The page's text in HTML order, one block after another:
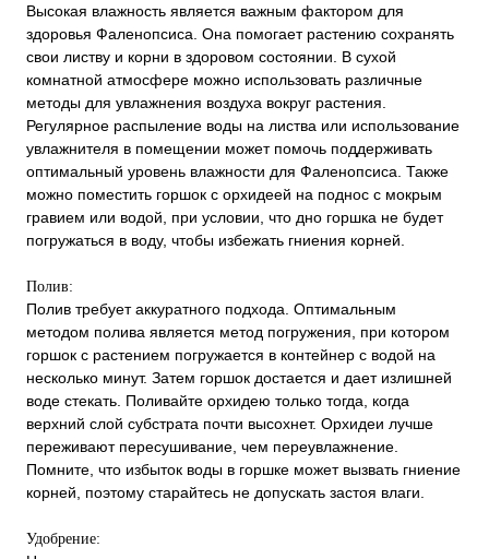
Высокая влажность является важным фактором для
здоровья Фаленопсиса. Она помогает растению сохранять
свои листву и корни в здоровом состоянии. В сухой
комнатной атмосфере можно использовать различные
методы для увлажнения воздуха вокруг растения.
Регулярное распыление воды на листва или использование
увлажнителя в помещении может помочь поддерживать
оптимальный уровень влажности для Фаленопсиса. Также
можно поместить горшок с орхидеей на поднос с мокрым
гравием или водой, при условии, что дно горшка не будет
погружаться в воду, чтобы избежать гниения корней.
Полив:
Полив требует аккуратного подхода. Оптимальным
методом полива является метод погружения, при котором
горшок с растением погружается в контейнер с водой на
несколько минут. Затем горшок достается и дает излишней
воде стекать. Поливайте орхидею только тогда, когда
верхний слой субстрата почти высохнет. Орхидеи лучше
переживают пересушивание, чем переувлажнение.
Помните, что избыток воды в горшке может вызвать гниение
корней, поэтому старайтесь не допускать застоя влаги.
Удобрение: